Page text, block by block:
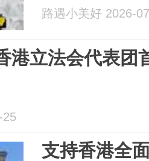
路遇小美好 2026-
港立法会代表团
25
支持香港全